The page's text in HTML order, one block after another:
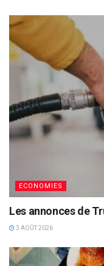
ECONOMIES
Les annonces de
3 AOÛT 2026